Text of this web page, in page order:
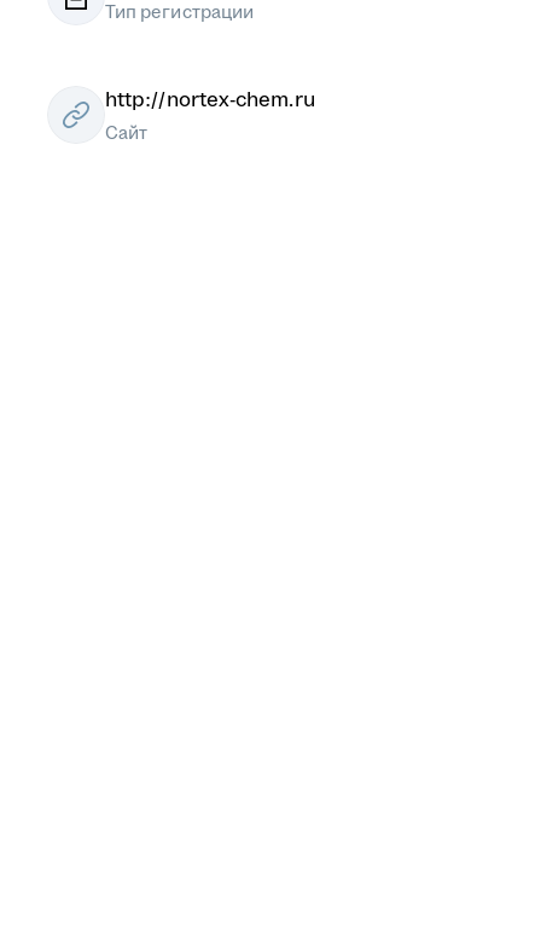
Тип регистрации
http://nortex-chem.ru
Сайт